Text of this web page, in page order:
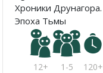
Хроники Друнагора.
Эпоха Тьмы
12+ 1-5 120+